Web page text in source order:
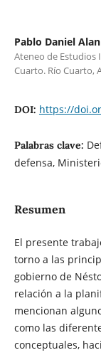
Pablo Daniel
Ateneo de Estudios
Cuarto. Río Cuarto,
DOI: https://
Palabras clave:
defensa,
Resumen
El presente
torno a las
gobierno de
relación a la
mencionan
como las
conceptuales,